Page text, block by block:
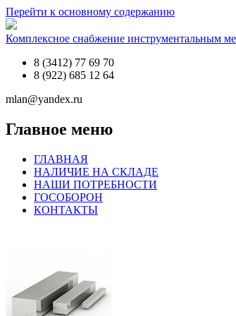
Перейти к основному содержанию
Комплексное снабжение инструментальным
8 (3412) 77 69 70
8 (922) 685 12 64
mlan@yandex.ru
Главное меню
ГЛАВНАЯ
НАЛИЧИЕ НА СКЛАДЕ
НАШИ ПОТРЕБНОСТИ
ГОСОБОРОН
КОНТАКТЫ